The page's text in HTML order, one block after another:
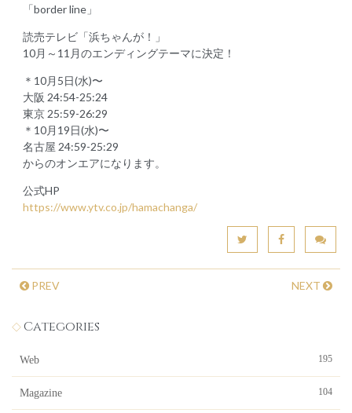
「border line」
読売テレビ「浜ちゃんが！」
10月～11月のエンディングテーマに決定！
＊10月5日(水)〜
大阪 24:54-25:24
東京 25:59-26:29
＊10月19日(水)〜
名古屋 24:59-25:29
からのオンエアになります。
公式HP
https://www.ytv.co.jp/hamachanga/
PREV NEXT
Categories
Web 195
Magazine 104